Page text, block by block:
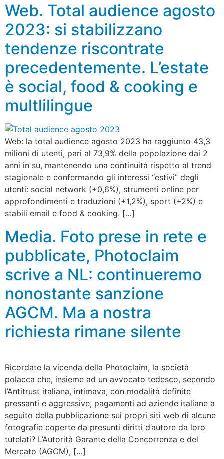
Web. Total audience agosto
2023: si stabilizzano
tendenze riscontrate
precedentemente. L’estate
è social, food & cooking e
multlilingue
Web: la total audience agosto 2023 ha raggiunto 43,3
milioni di utenti, pari al 73,9% della popolazione dai 2
anni in su, mantenendo una continuità rispetto al trend
stagionale e confermando gli interessi “estivi” degli
utenti: social network (+0,6%), strumenti online per
approfondimenti e traduzioni (+1,2%), sport (+2%) e
stabili email e food & cooking. […]
Media. Foto prese in rete e
pubblicate, Photoclaim
scrive a NL: continueremo
nonostante sanzione
AGCM. Ma a nostra
richiesta rimane silente
Ricordate la vicenda della Photoclaim, la società
polacca che, insieme ad un avvocato tedesco, secondo
l’Antitrust italiana, intimava, con modalità definite
pressanti e aggressive, pagamenti ad aziende italiane a
seguito della pubblicazione sui propri siti web di alcune
fotografie coperte da presunti diritti d’autore da loro
tutelati? L’Autorità Garante della Concorrenza e del
Mercato (AGCM), […]